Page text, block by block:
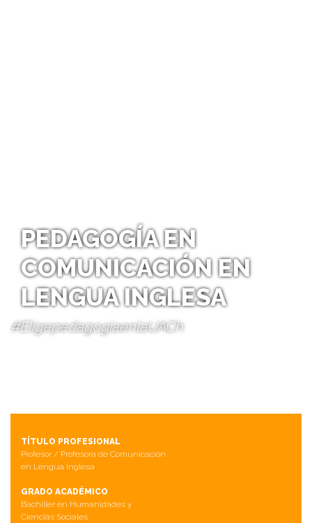
PEDAGOGÍA EN
COMUNICACIÓN EN
LENGUA INGLESA
#EligepedagogiaenlaUACh
TÍTULO PROFESIONAL
Profesor / Profesora de Comunicación
en Lengua Inglesa
GRADO ACADÉMICO
Bachiller en Humanidades y
Ciencias Sociales